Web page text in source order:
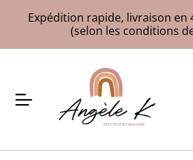
Expédition rapide, livraison en
(selon les conditions